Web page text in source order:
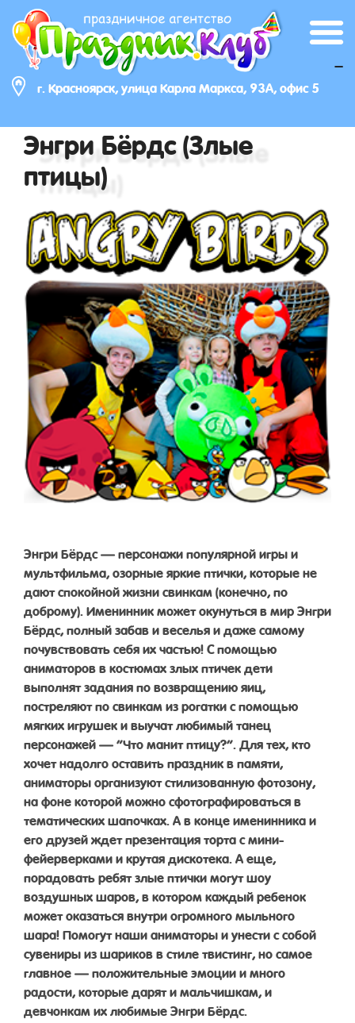
г. Красноярск, улица Карла Маркса, 93А, офис 5
_
Энгри Бёрдс (Злые
птицы)
Энгри Бёрдс — персонажи популярной игры и
мультфильма, озорные яркие птички, которые не
дают спокойной жизни свинкам (конечно, по
доброму). Именинник может окунуться в мир Энгри
Бёрдс, полный забав и веселья и даже самому
почувствовать себя их частью! С помощью
аниматоров в костюмах злых птичек дети
выполнят задания по возвращению яиц,
постреляют по свинкам из рогатки с помощью
мягких игрушек и выучат любимый танец
персонажей — “Что манит птицу?”. Для тех, кто
хочет надолго оставить праздник в памяти,
аниматоры организуют стилизованную фотозону,
на фоне которой можно сфотографироваться в
тематических шапочках. А в конце именинника и
его друзей ждет презентация торта с мини-
фейерверками и крутая дискотека. А еще,
порадовать ребят злые птички могут шоу
воздушных шаров, в котором каждый ребенок
может оказаться внутри огромного мыльного
шара! Помогут наши аниматоры и унести с собой
сувениры из шариков в стиле твистинг, но самое
главное — положительные эмоции и много
радости, которые дарят и мальчишкам, и
девчонкам их любимые Энгри Бёрдс.